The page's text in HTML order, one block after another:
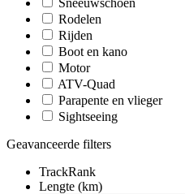
Rodelen
Rijden
Boot en kano
Motor
ATV-Quad
Parapente en vlieger
Sightseeing
Geavanceerde filters
TrackRank
Lengte (km)